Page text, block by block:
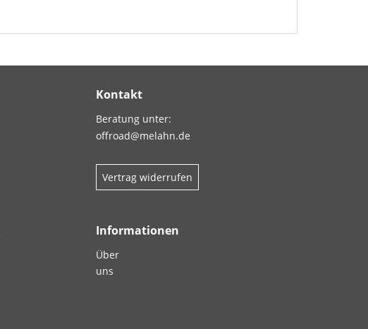
Kontakt
Beratung unter:
offroad@melahn.de
Vertrag widerrufen
Informationen
Über
uns